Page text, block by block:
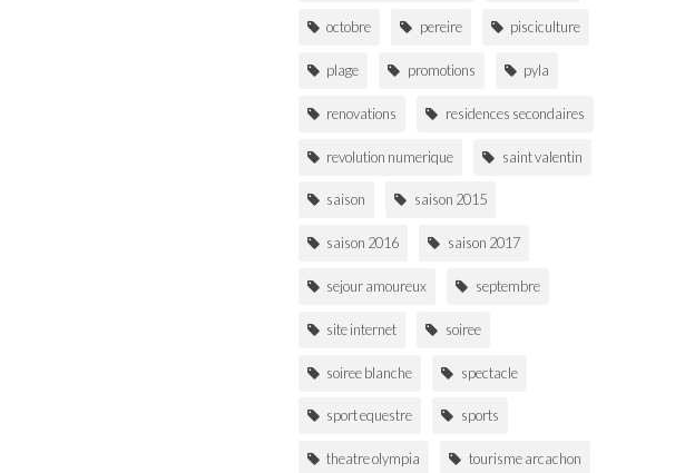
octobre pereire pisciculture
plage promotions pyla
renovations residences secondaires
revolution numerique saint valentin
saison saison 2015
saison 2016 saison 2017
sejour amoureux septembre
site internet soiree
soiree blanche spectacle
sport equestre sports
theatre olympia tourisme arcachon